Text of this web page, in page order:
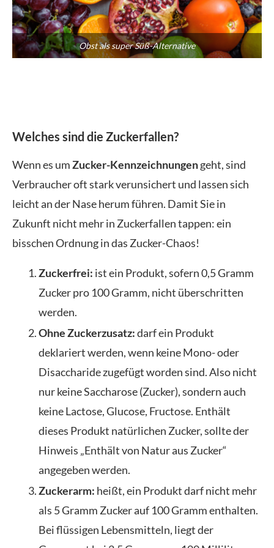
Obst als super Süß-Alternative
Welches sind die Zuckerfallen?
Wenn es umZucker-Kennzeichnungengeht, sind
Verbraucher oft stark verunsichert und lassen sich
leicht an der Nase herum führen. Damit Sie in
Zukunft nicht mehr in Zuckerfallen tappen: ein
bisschen Ordnung in das Zucker-Chaos!
Zuckerfrei: ist ein Produkt, sofern 0,5 Gramm
Zucker pro 100 Gramm, nicht überschritten
werden.
Ohne Zuckerzusatz:darf ein Produkt
deklariert werden, wenn keine Mono- oder
Disaccharide zugefügt worden sind. Also nicht
nur keine Saccharose (Zucker), sondern auch
keine Lactose, Glucose, Fructose. Enthält
dieses Produkt natürlichen Zucker, sollte der
Hinweis „Enthält von Natur aus Zucker“
angegeben werden.
Zuckerarm: heißt, ein Produkt darf nicht mehr
als 5 Gramm Zucker auf 100 Gramm enthalten.
Bei flüssigen Lebensmitteln, liegt der